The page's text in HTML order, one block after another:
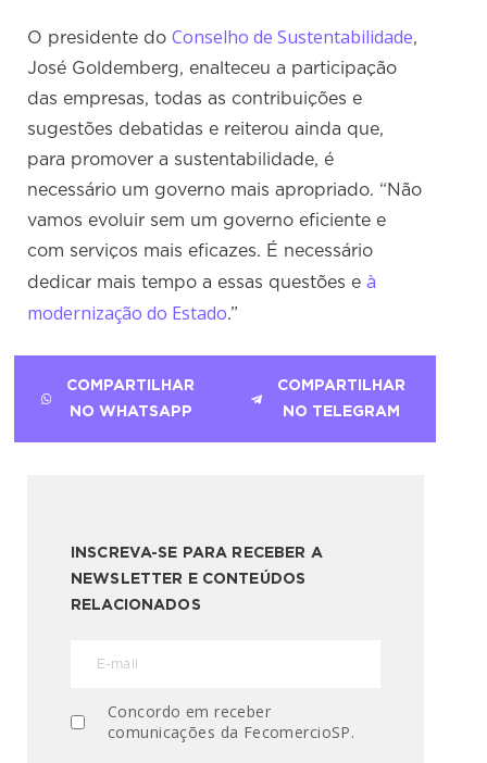
O presidente doConselho de Sustentabilidade,
José Goldemberg, enalteceu a participação
das empresas, todas as contribuições e
sugestões debatidas e reiterou ainda que,
para promover a sustentabilidade, é
necessário um governo mais apropriado. “Não
vamos evoluir sem um governo eficiente e
com serviços mais eficazes. É necessário
dedicar mais tempo a essas questões eà
modernização do Estado.”
COMPARTILHAR
NO WHATSAPP
COMPARTILHAR
NO TELEGRAM
INSCREVA-SE PARA RECEBER A
NEWSLETTER E CONTEÚDOS
RELACIONADOS
Concordo em receber
comunicações da FecomercioSP.